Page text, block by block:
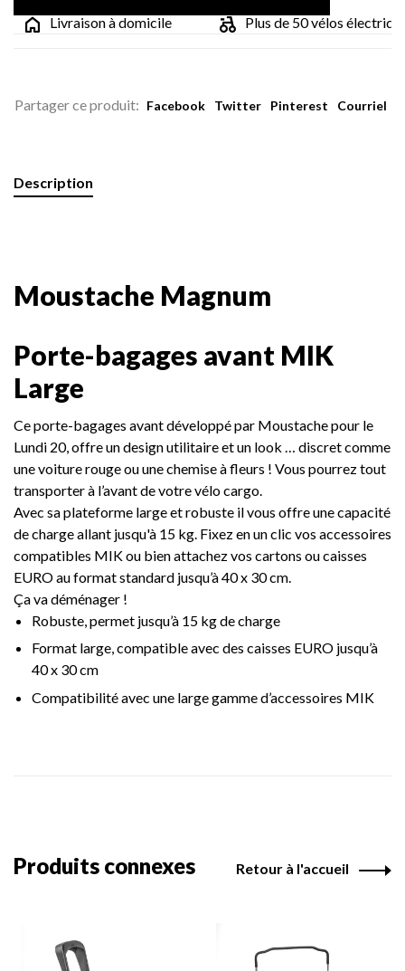
Livraison à domicile
Plus de 50 vélos
Partager ce produit: Facebook Twitter Pinterest Courriel
Description
Moustache Magnum
Porte-bagages avant MIK
Large
Ce porte-bagages avant développé par Moustache pour le
Lundi 20, offre un design utilitaire et un look … discret comme
une voiture rouge ou une chemise à fleurs ! Vous pourrez tout
transporter à l’avant devotre vélo cargo.
Avec sa plateforme large et robuste il vous offre une capacité
de charge allant jusqu'à 15 kg. Fixez en un clic vos accessoires
compatibles MIK ou bien attachez vos cartons ou caisses
EURO au format standard jusqu’à 40 x 30 cm.
Ça va déménager !
Robuste, permet jusqu’à 15 kg de charge
Format large, compatible avec des caisses EURO jusqu’à
40 x 30 cm
Compatibilité avec une large gamme d’accessoires MIK
Produits connexes Retour à l'accueil